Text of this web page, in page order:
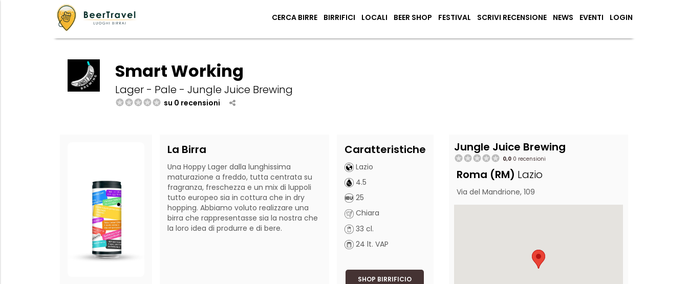
CERCA BIRRE BIRRIFICI LOCALI BEER SHOP FESTIVAL SCRIVI RECENSIONE NEWS EVENTI LOGIN
Smart Working
Lager - Pale - Jungle Juice Brewing
su 0 recensioni
La Birra
Una Hoppy Lager dalla lunghissima
maturazione a freddo, tutta centrata su
fragranza, freschezza e un mix di luppoli
tutto europeo sia in cottura che in dry
hopping. Abbiamo voluto realizzare una
birra che rappresentasse sia la nostra che
la loro idea di produrre e di bere.
Caratteristiche
Lazio
4.5
25
Chiara
33 cl.
24 lt. VAP
SHOP BIRRIFICIO
Jungle Juice Brewing
0,0 0 recensioni
Roma (RM) Lazio
Via del Mandrione, 109